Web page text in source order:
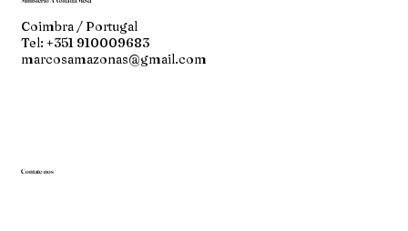
Coimbra / Portugal
Tel: +351 910009683
marcosamazonas@gmail.com
Contate-nos